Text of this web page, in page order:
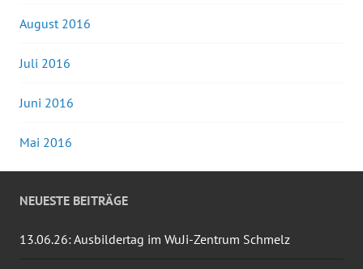
August 2016
Juli 2016
Juni 2016
Mai 2016
NEUESTE BEITRÄGE
13.06.26: Ausbildertag im WuJi-Zentrum Schmelz